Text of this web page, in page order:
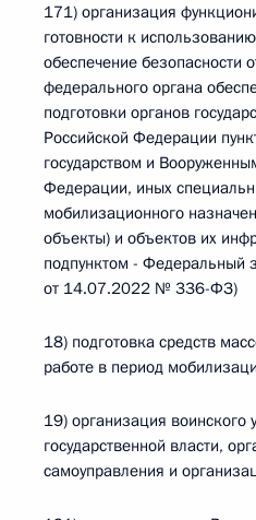
171) организация
готовности к
обеспечение безопасности
федерального органа
подготовки органов
Российской Федерации
государством и
Федерации, иных
мобилизационного
объекты) и объектов их
подпунктом - Федеральный
от 14.07.2022 № 336-ФЗ)
18) подготовка средств
работе в период
19) организация воинского
государственной власти,
самоуправления и